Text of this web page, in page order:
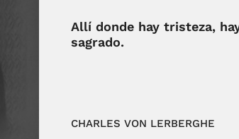
Allí donde hay tristeza,
sagrado.
CHARLES VON LERBERGHE